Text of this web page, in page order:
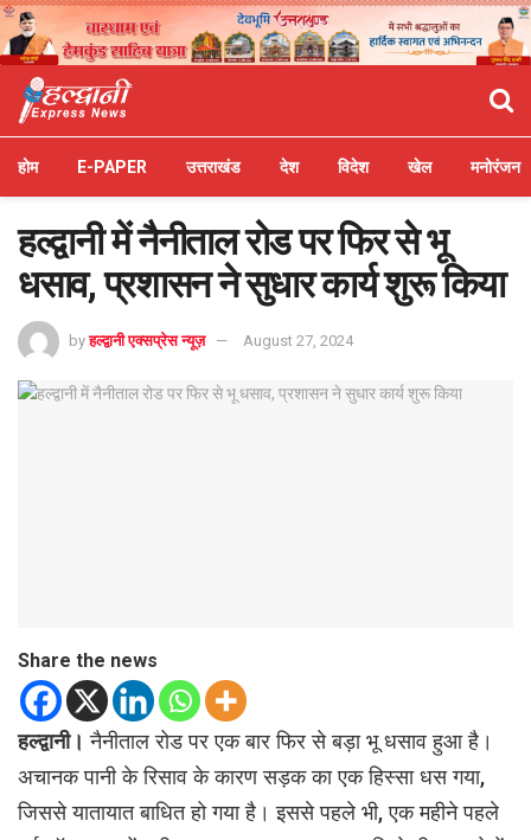
होम E-PAPER उत्तराखंड देश विदेश खेल मनोरंजन
हल्द्वानी में नैनीताल रोड पर फिर से भू
धसाव, प्रशासन ने सुधार कार्य शुरू किया
by हल्द्वानी एक्सप्रेस न्यूज़ August 27, 2024
Share the news
हल्द्वानी।नैनीताल रोड पर एक बार फिर से बड़ा भू धसाव हुआ है।
अचानक पानी के रिसाव के कारण सड़क का एक हिस्सा धस गया,
जिससे यातायात बाधित हो गया है। इससे पहले भी, एक महीने पहले